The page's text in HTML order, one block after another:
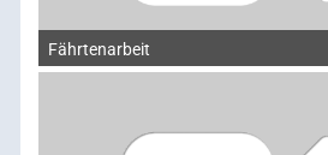
Fährtenarbeit